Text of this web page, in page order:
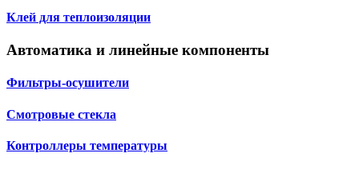
Клей для теплоизоляции
Автоматика и линейные компоненты
Фильтры-осушители
Смотровые стекла
Контроллеры температуры